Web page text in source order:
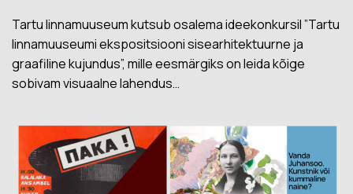
Tartu linnamuuseum kutsub osalema ideekonkursil ”Tartu
linnamuuseumi ekspositsiooni sisearhitektuurne ja
graafiline kujundus”, mille eesmärgiks on leida kõige
sobivam visuaalne lahendus…